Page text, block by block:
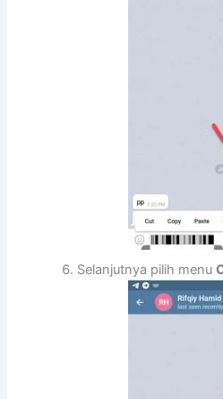
Selanjutnya pilih menu